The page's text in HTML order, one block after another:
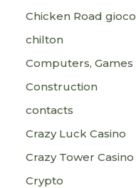
Chicken Road gioco
chilton
Computers, Games
Construction
contacts
Crazy Luck Casino
Crazy Tower Сasino
Crypto